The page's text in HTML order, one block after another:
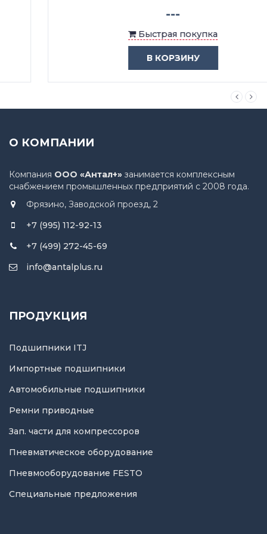
Быстрая покупка
В КОРЗИНУ
О КОМПАНИИ
Компания ООО «Антал+» занимается комплексным
снабжением промышленных предприятий с 2008 года.
Фрязино, Заводской проезд, 2
+7 (995) 112-92-13
+7 (499) 272-45-69
info@antalplus.ru
ПРОДУКЦИЯ
Подшипники ITJ
Импортные подшипники
Автомобильные подшипники
Ремни приводные
Зап. части для компрессоров
Пневматическое оборудование
Пневмооборудование FESTO
Специальные предложения